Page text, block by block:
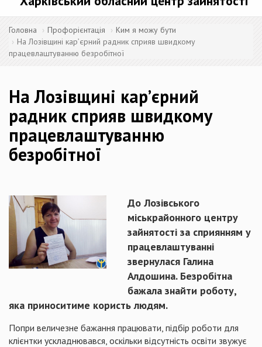
Головна Профорієнтація
Ким я можу бути
На Лозівщині кар’єрний радник сприяв швидкому
працевлаштуванню безробітної
На Лозівщині кар’єрний
радник сприяв швидкому
працевлаштуванню
безробітної
До Лозівського
міськрайонного центру
зайнятості за сприянням у
працевлаштуванні
звернулася Галина
Алдошина. Безробітна
бажала знайти роботу,
яка приноситиме користь людям.
Попри величезне бажання працювати, підбір роботи для
клієнтки ускладнювався, оскільки відсутність освіти звужує